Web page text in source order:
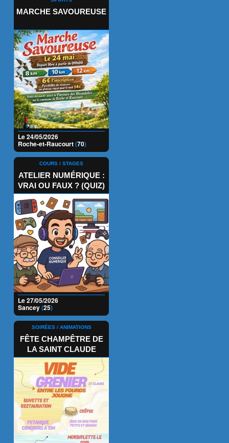
MARCHE SAVOUREUSE
Le 24/05/2026
Roche-et-Raucourt(70)
COURS / STAGES
ATELIER NUMÉRIQUE :
VRAI OU FAUX ? (QUIZ)
Le 27/05/2026
Sancey(25)
SOIRÉES / ANIMATIONS
FÊTE CHAMPÊTRE DE
LA SAINT CLAUDE